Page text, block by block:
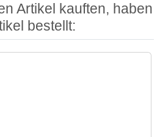
Artikel kauften, haben
bestellt:
Sie mit der Tab-Taste zu den einzelnen